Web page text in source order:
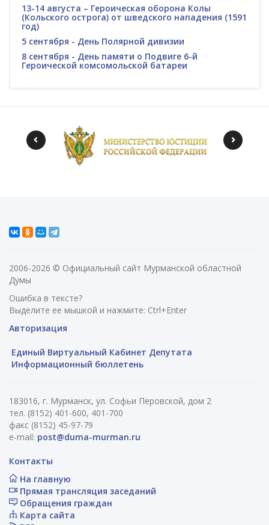
13-14 августа – Героическая оборона Колы
(Кольского острога) от шведского нападения (1591
год)
5 сентября - День Полярной дивизии
8 сентября - День памяти о Подвиге 6-й
Героической комсомольской батареи
2006-2026 © Официальный сайт Мурманской областной
Думы
Ошибка в тексте?
Выделите ее мышкой и нажмите: Ctrl+Enter
Авторизация
Единый Виртуальный Кабинет Депутата
Информационный бюллетень
183016, г. Мурманск, ул. Софьи Перовской, дом 2
тел. (8152) 401-600, 401-700
факс (8152) 45-97-79
e-mail: post@duma-murman.ru
Контакты
На главную
Прямая трансляция заседаний
Обращения граждан
Карта сайта